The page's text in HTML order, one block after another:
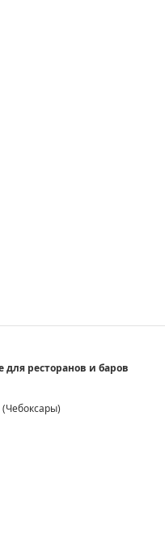
для ресторанов и баров
(Чебоксары)